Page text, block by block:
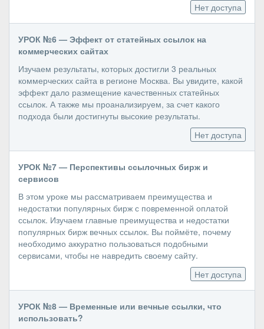
Нет доступа
УРОК №6 — Эффект от статейных ссылок на
коммерческих сайтах
Изучаем результаты, которых достигли 3 реальных
коммерческих сайта в регионе Москва. Вы увидите, какой
эффект дало размещение качественных статейных
ссылок. А также мы проанализируем, за счет какого
подхода были достигнуты высокие результаты.
Нет доступа
УРОК №7 — Перспективы ссылочных бирж и
сервисов
В этом уроке мы рассматриваем преимущества и
недостатки популярных бирж с повременной оплатой
ссылок. Изучаем главные преимущества и недостатки
популярных бирж вечных ссылок. Вы поймёте, почему
необходимо аккуратно пользоваться подобными
сервисами, чтобы не навредить своему сайту.
Нет доступа
УРОК №8 — Временные или вечные ссылки, что
использовать?